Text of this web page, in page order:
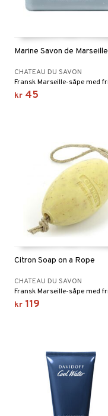
Marine Savon de Marseille
CHATEAU DU SAVON
kr 45
Citron Soap on a Rope
CHATEAU DU SAVON
kr 119